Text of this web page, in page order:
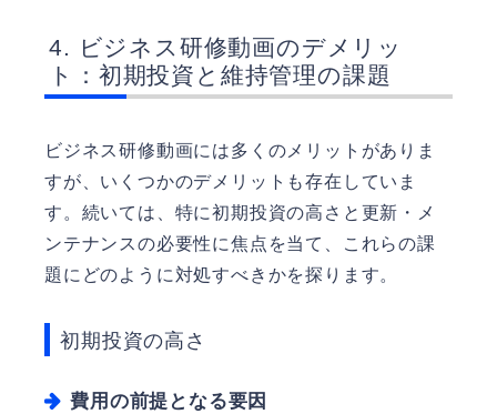
ビジネス研修動画のデメリッ
ト：初期投資と維持管理の課題
ビジネス研修動画には多くのメリットがありま
すが、いくつかのデメリットも存在していま
す。続いては、特に初期投資の高さと更新・メ
ンテナンスの必要性に焦点を当て、これらの課
題にどのように対処すべきかを探ります。
初期投資の高さ
費用の前提となる要因